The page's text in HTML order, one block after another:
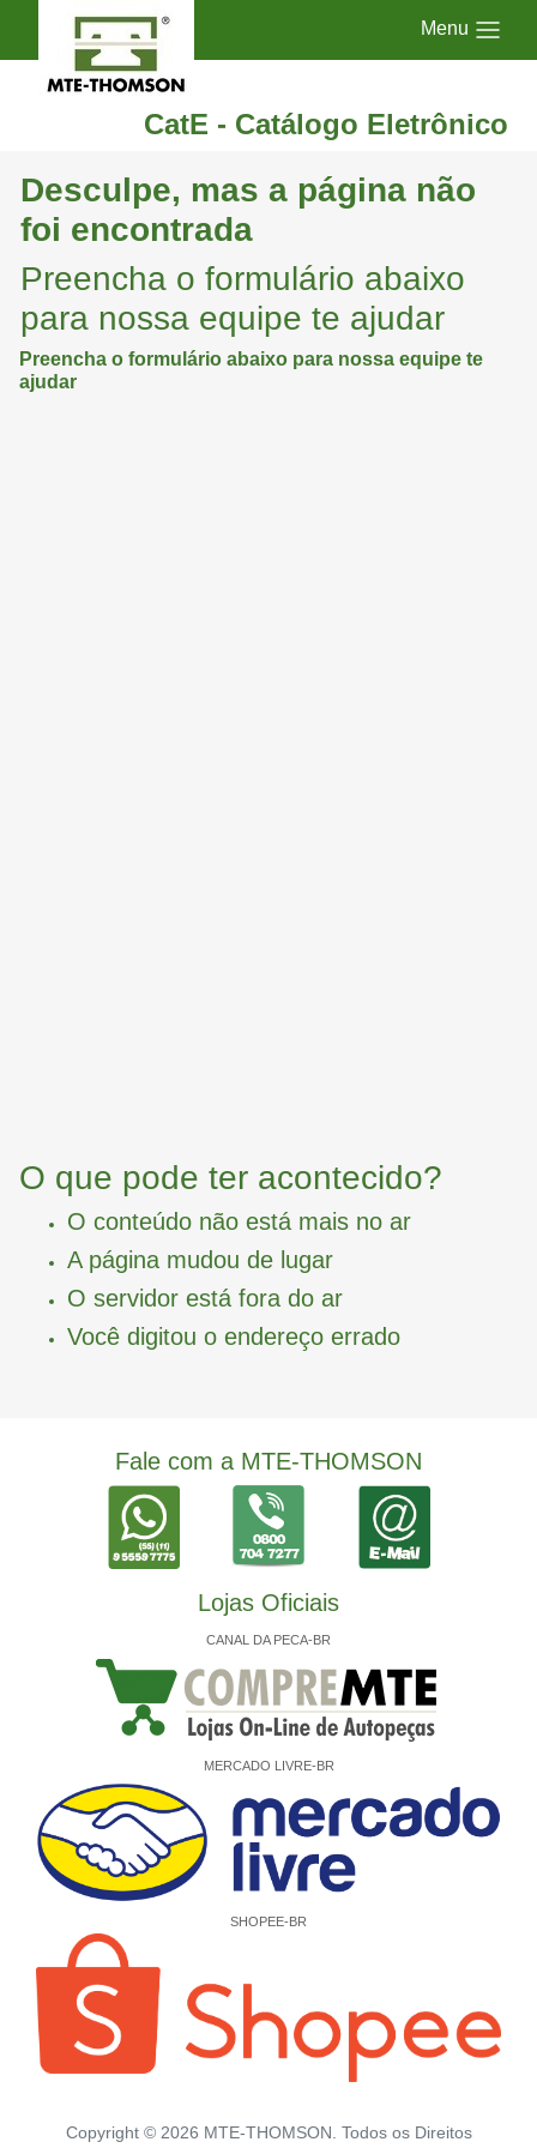
Menu
CatE - Catálogo Eletrônico
Desculpe, mas a página não
foi encontrada
Preencha o formulário abaixo
para nossa equipe te ajudar
Preencha o formulário abaixo para nossa equipe te
ajudar
O que pode ter acontecido?
O conteúdo não está mais no ar
A página mudou de lugar
O servidor está fora do ar
Você digitou o endereço errado
Fale com a MTE-THOMSON
Lojas Oficiais
CANAL DA PECA-BR
MERCADO LIVRE-BR
SHOPEE-BR
Copyright © 2026 MTE-THOMSON. Todos os Direitos